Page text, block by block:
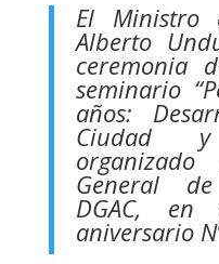
El Ministro
Alberto
ceremonia
seminario
años:
Ciudad y
General
DGAC,
aniversario